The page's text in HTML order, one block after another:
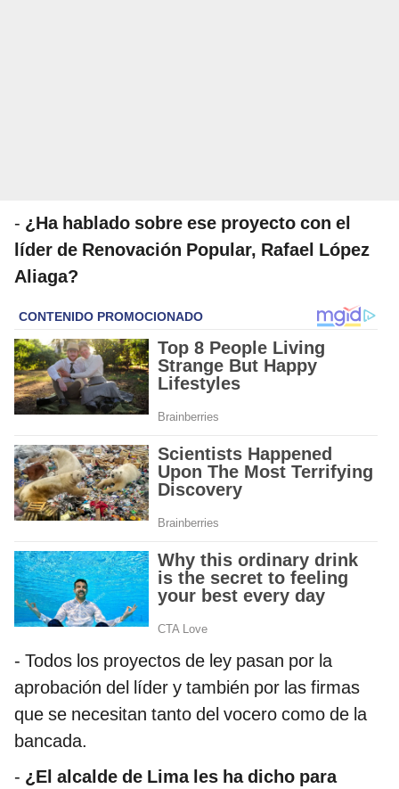
- ¿Ha hablado sobre ese proyecto con el
líder de Renovación Popular, Rafael López
Aliaga?
- Todos los proyectos de ley pasan por la
aprobación del líder y también por las firmas
que se necesitan tanto del vocero como de la
bancada.
- ¿El alcalde de Lima les ha dicho para